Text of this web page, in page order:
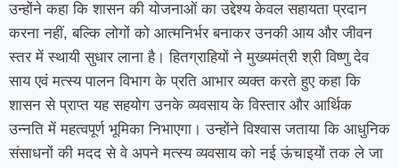
उन्होंने कहा कि शासन की योजनाओं का उद्देश्य केवल सहायता प्रदान
करना नहीं, बल्कि लोगों को आत्मनिर्भर बनाकर उनकी आय और जीवन
स्तर में स्थायी सुधार लाना है। हितग्राहियों ने मुख्यमंत्री श्री विष्णु देव
साय एवं मत्स्य पालन विभाग के प्रति आभार व्यक्त करते हुए कहा कि
शासन से प्राप्त यह सहयोग उनके व्यवसाय के विस्तार और आर्थिक
उन्नति में महत्वपूर्ण भूमिका निभाएगा। उन्होंने विश्वास जताया कि आधुनिक
संसाधनों की मदद से वे अपने मत्स्य व्यवसाय को नई ऊंचाइयों तक ले जा